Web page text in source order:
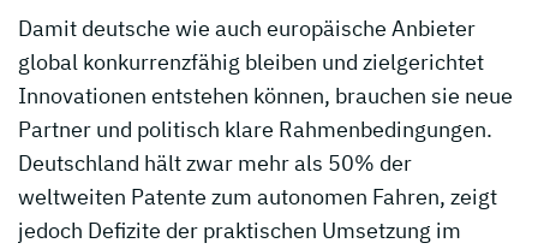
Damit deutsche wie auch europäische Anbieter
global konkurrenzfähig bleiben und zielgerichtet
Innovationen entstehen können, brauchen sie neue
Partner und politisch klare Rahmenbedingungen.
Deutschland hält zwar mehr als 50% der
weltweiten Patente zum autonomen Fahren, zeigt
jedoch Defizite der praktischen Umsetzung im